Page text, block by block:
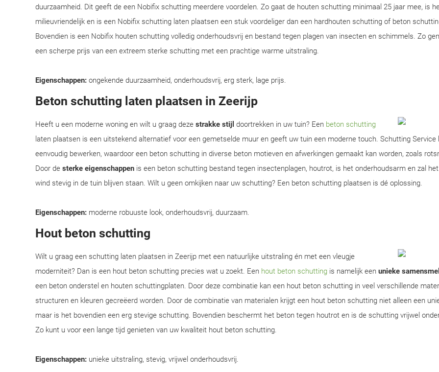
duurzaamheid. Dit geeft de een Nobifix schutting meerdere voordelen. Zo gaat de houten schutting minimaal 25 jaar mee, is
milieuvriendelijk en is een Nobifix schutting laten plaatsen een stuk voordeliger dan een hardhouten schutting of beton
Bovendien is een Nobifix houten schutting volledig onderhoudsvrij en bestand tegen plagen van insecten en schimmels. Zo
een scherpe prijs van een extreem sterke schutting met een prachtige warme uitstraling.
Eigenschappen: ongekende duurzaamheid, onderhoudsvrij, erg sterk, lage prijs.
Beton schutting laten plaatsen in Zeerijp
Heeft u een moderne woning en wilt u graag deze strakke stijl doortrekken in uw tuin? Een beton schutting
laten plaatsen is een uitstekend alternatief voor een gemetselde muur en geeft uw tuin een moderne touch. Schutting Service
eenvoudig bewerken, waardoor een beton schutting in diverse beton motieven en afwerkingen gemaakt kan worden, zoals
Door de sterke eigenschappen is een beton schutting bestand tegen insectenplagen, houtrot, is het onderhoudsarm en zal
wind stevig in de tuin blijven staan. Wilt u geen omkijken naar uw schutting? Een beton schutting plaatsen is dé oplossing.
Eigenschappen: moderne robuuste look, onderhoudsvrij, duurzaam.
Hout beton schutting
Wilt u graag een schutting laten plaatsen in Zeerijp met een natuurlijke uitstraling én met een vleugje
moderniteit? Dan is een hout beton schutting precies wat u zoekt. Een hout beton schutting is namelijk een unieke
een beton onderstel en houten schuttingplaten. Door deze combinatie kan een hout beton schutting in veel verschillende
structuren en kleuren gecreëerd worden. Door de combinatie van materialen krijgt een hout beton schutting niet alleen een
maar is het bovendien een erg stevige schutting. Bovendien beschermt het beton tegen houtrot en is de schutting vrijwel
Zo kunt u voor een lange tijd genieten van uw kwaliteit hout beton schutting.
Eigenschappen: unieke uitstraling, stevig, vrijwel onderhoudsvrij.